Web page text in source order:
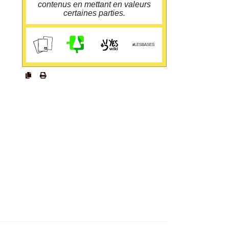
contenus en mettant en valeurs
certaines parties.
#LESBASES
cloud.guillaumeleguen.xyz/yo
urls/b